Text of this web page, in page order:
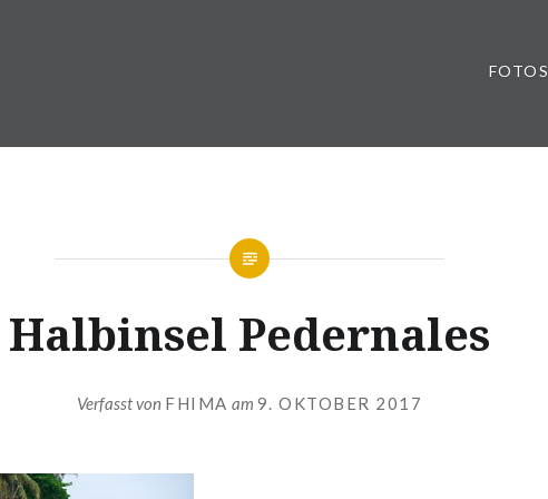
FOTOS
Halbinsel Pedernales
Verfasst von FHIMA am 9. OKTOBER 2017